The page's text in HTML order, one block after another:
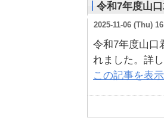
令和7年度山
2025-11-06 (Thu)
令和7年度山口
れました。詳
この記事を表示